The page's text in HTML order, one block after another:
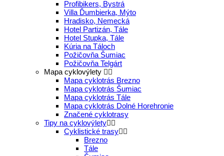
Profibikers, Bystrá
Villa Ďumbierka, Mýto
Hradisko, Nemecká
Hotel Partizán, Tále
Hotel Stupka, Tále
Kúria na Táloch
Požičovňa Šumiac
Požičovňa Telgárt
Mapa cyklovýlety
Mapa cyklotrás Brezno
Mapa cyklotrás Šumiac
Mapa cyklotrás Tále
Mapa cyklotrás Dolné Horehronie
Značené cyklotrasy
Tipy na cyklovýlety
Cyklistické trasy
Brezno
Tále